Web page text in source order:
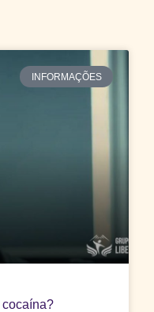
INFORMAÇÕES
cocaína?